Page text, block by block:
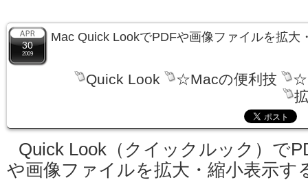
30
2009
Mac Quick LookでPDFや画像ファイルを拡大
Quick Look ☆Macの便利技
Quick Look（クイックルック）で
や画像ファイルを拡大・縮小表示す